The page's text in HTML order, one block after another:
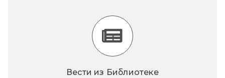
Вести из Библиотеке